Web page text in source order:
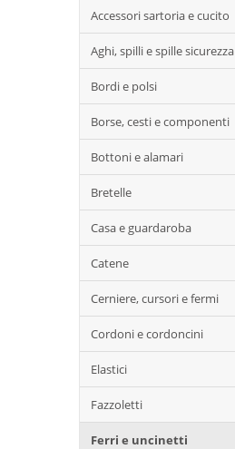
Accessori sartoria e cucito
Aghi, spilli e spille sicurezza
Bordi e polsi
Borse, cesti e componenti
Bottoni e alamari
Bretelle
Casa e guardaroba
Catene
Cerniere, cursori e fermi
Cordoni e cordoncini
Elastici
Fazzoletti
Ferri e uncinetti